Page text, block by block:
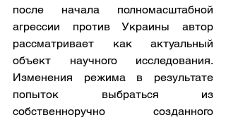
после начала полномасштабной
агрессии против Украины автор
рассматривает как актуальный
объект научного исследования.
Изменения режима в результате
попыток выбраться из
собственноручно созданного